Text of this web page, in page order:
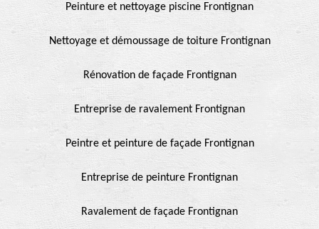
Peinture et nettoyage piscine Frontignan
Nettoyage et démoussage de toiture Frontignan
Rénovation de façade Frontignan
Entreprise de ravalement Frontignan
Peintre et peinture de façade Frontignan
Entreprise de peinture Frontignan
Ravalement de façade Frontignan